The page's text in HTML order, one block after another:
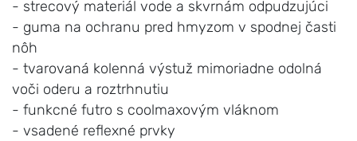
- strecový materiál vode a skvrnám odpudzujúci
- guma na ochranu pred hmyzom v spodnej časti
nôh
- tvarovaná kolenná výstuž mimoriadne odolná
voči oderu a roztrhnutiu
- funkcné futro s coolmaxovým vláknom
- vsadené reflexné prvky